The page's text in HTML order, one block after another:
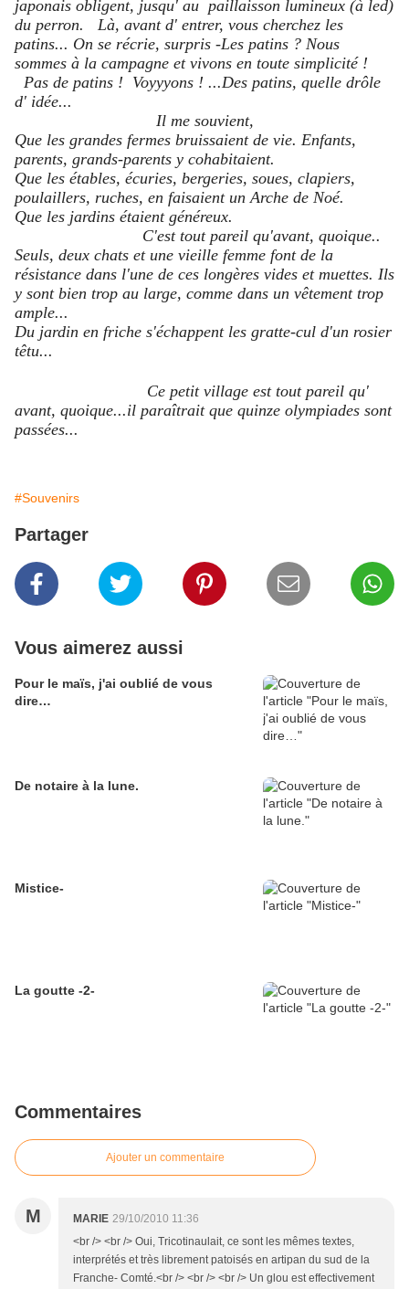
japonais obligent, jusqu' au paillaisson lumineux (à led)
du perron. Là, avant d' entrer, vous cherchez les
patins... On se récrie, surpris -Les patins ? Nous
sommes à la campagne et vivons en toute simplicité !
Pas de patins ! Voyyyons ! ...Des patins, quelle drôle
d' idée...
Il me souvient,
Que les grandes fermes bruissaient de vie. Enfants,
parents, grands-parents y cohabitaient.
Que les étables, écuries, bergeries, soues, clapiers,
poulaillers, ruches, en faisaient un Arche de Noé.
Que les jardins étaient généreux.
C'est tout pareil qu'avant, quoique..
Seuls, deux chats et une vieille femme font de la
résistance dans l'une de ces longères vides et muettes. Ils
y sont bien trop au large, comme dans un vêtement trop
ample...
Du jardin en friche s'échappent les gratte-cul d'un rosier
têtu...
Ce petit village est tout pareil qu'
avant, quoique...il paraîtrait que quinze olympiades sont
passées...
#Souvenirs
Partager
Vous aimerez aussi
Pour le maïs, j'ai oublié de vous
dire…
De notaire à la lune.
Mistice-
La goutte -2-
Commentaires
Ajouter un commentaire
M MARIE 29/10/2010 11:36
<br /> <br /> Oui, Tricotinaulait, ce sont les mêmes textes,
interprétés et très librement patoisés en artipan du sud de la
Franche- Comté.<br /> <br /> <br /> Un glou est effectivement